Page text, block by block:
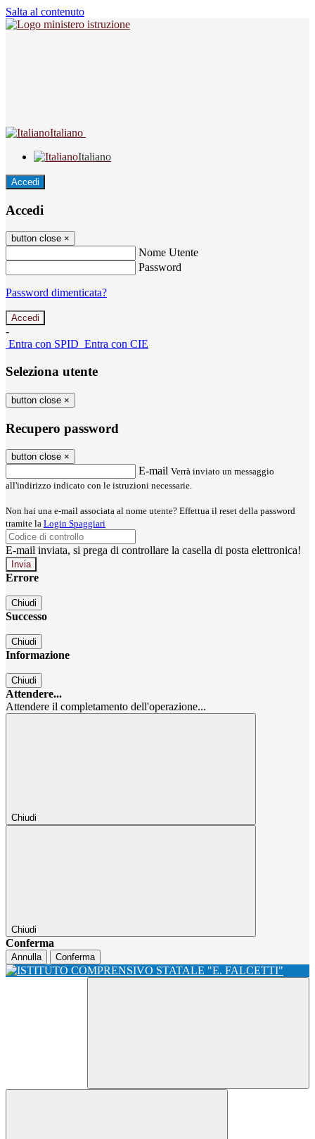
Salta al contenuto
Italiano
Italiano
Accedi
Accedi
button close ×
Nome Utente
Password
Password dimenticata?
-
Entra con SPID Entra con CIE
Seleziona utente
button close ×
Recupero password
button close ×
E-mail Verrà inviato un messaggio
all'indirizzo indicato con le istruzioni necessarie.
Non hai una e-mail associata al nome utente? Effettua il reset della password
tramite la Login Spaggiari
E-mail inviata, si prega di controllare la casella di posta elettronica!
Errore
Chiudi
Successo
Chiudi
Informazione
Chiudi
Attendere...
Attendere il completamento dell'operazione...
Chiudi
Chiudi
Conferma
Annulla Conferma